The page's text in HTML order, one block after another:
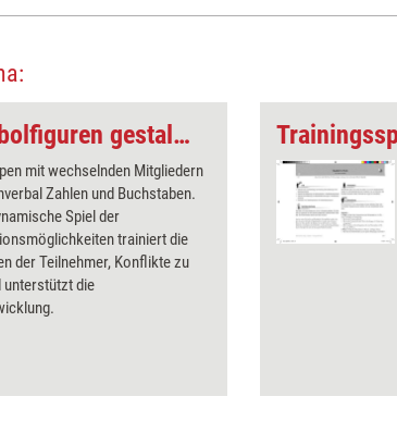
Trainingsspiel: Symbolfiguren gestalten
mit wechselnden Mitgliedern
Zahlen und Buchstaben.
Spiel der
trainiert die
der Teilnehmer, Konflikte zu
unterstützt die